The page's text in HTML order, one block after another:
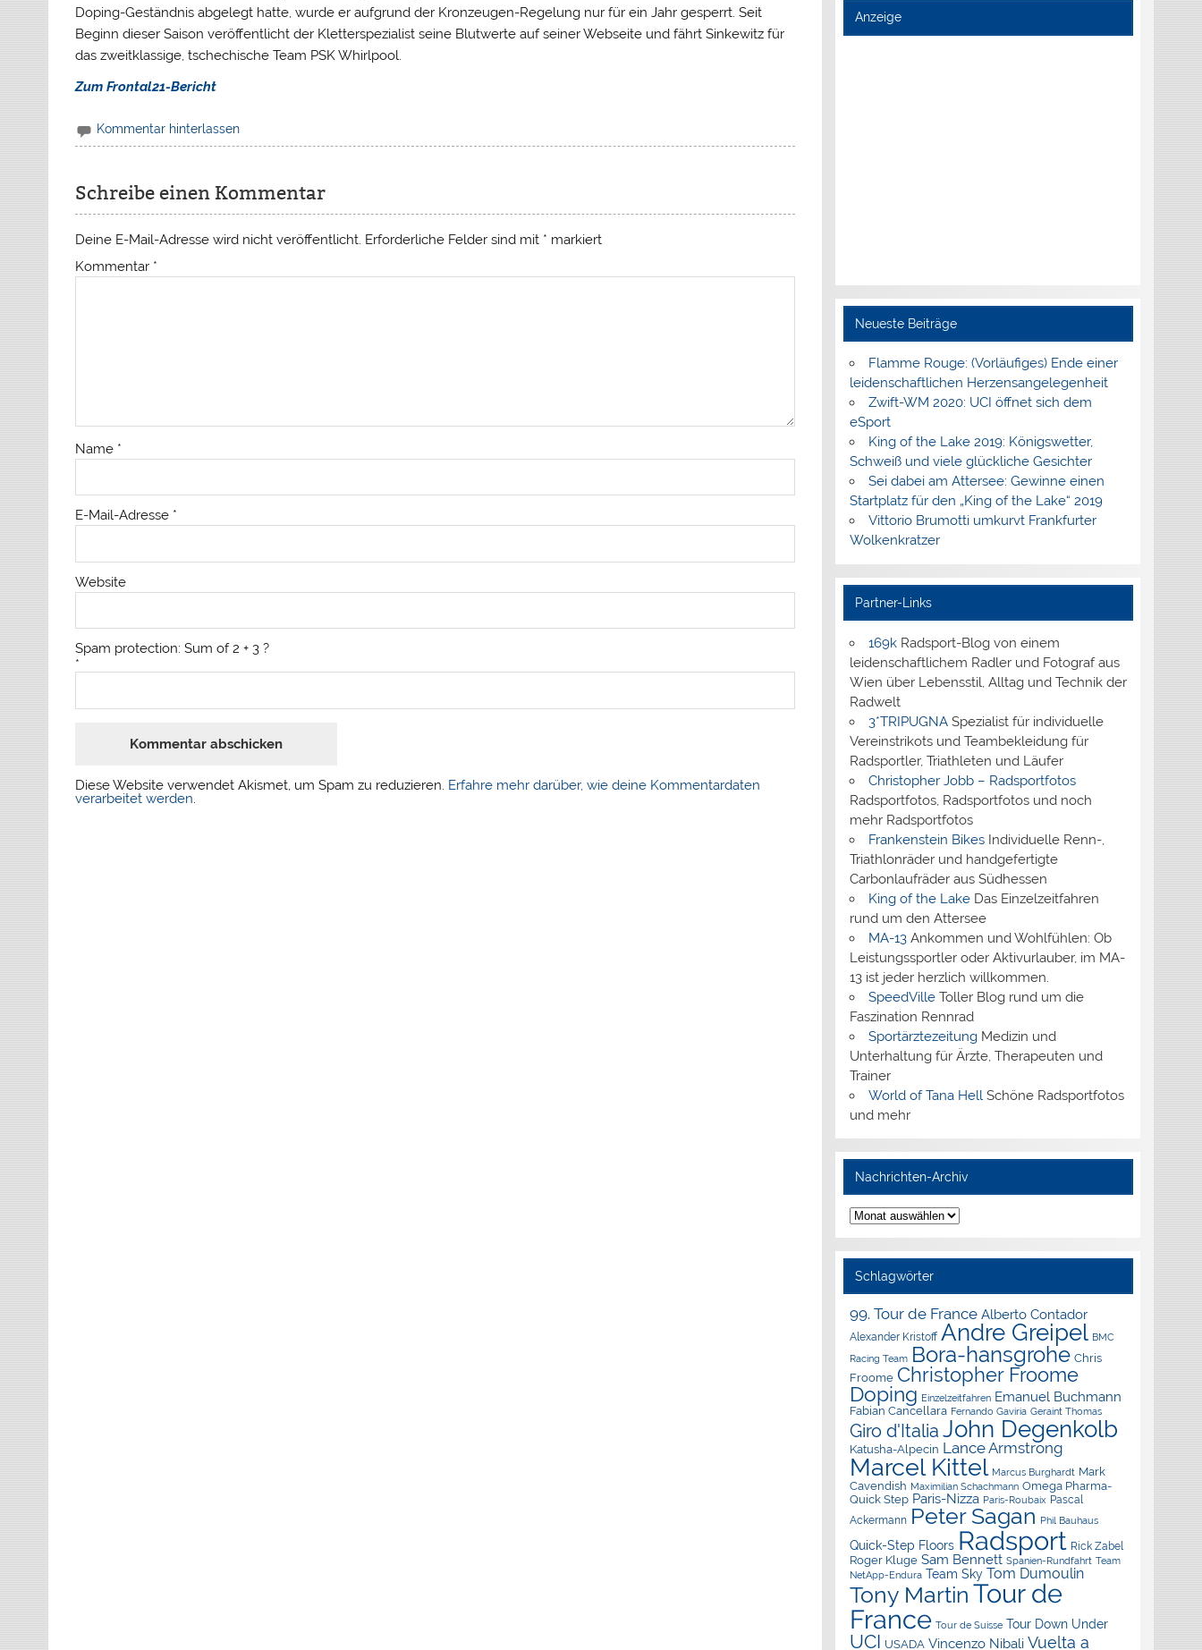
Doping-Geständnis abgelegt hatte, wurde er aufgrund der Kronzeugen-Regelung nur für ein Jahr gesperrt. Seit
Beginn dieser Saison veröffentlicht der Kletterspezialist seine Blutwerte auf seiner Webseite und fährt Sinkewitz für
das zweitklassige, tschechische Team PSK Whirlpool.
Zum Frontal21-Bericht
Kommentar hinterlassen
Schreibe einen Kommentar
Deine E-Mail-Adresse wird nicht veröffentlicht. Erforderliche Felder sind mit * markiert
Kommentar *
Name *
E-Mail-Adresse *
Website
Spam protection: Sum of 2 + 3 ?
*
Diese Website verwendet Akismet, um Spam zu reduzieren. Erfahre mehr darüber, wie deine Kommentardaten
verarbeitet werden.
Anzeige
Neueste Beiträge
Flamme Rouge: (Vorläufiges) Ende einer
leidenschaftlichen Herzensangelegenheit
Zwift-WM 2020: UCI öffnet sich dem
eSport
King of the Lake 2019: Königswetter,
Schweiß und viele glückliche Gesichter
Sei dabei am Attersee: Gewinne einen
Startplatz für den „King of the Lake“ 2019
Vittorio Brumotti umkurvt Frankfurter
Wolkenkratzer
Partner-Links
169kRadsport-Blog von einem
leidenschaftlichem Radler und Fotograf aus
Wien über Lebensstil, Alltag und Technik der
Radwelt
3*TRIPUGNASpezialist für individuelle
Vereinstrikots und Teambekleidung für
Radsportler, Triathleten und Läufer
Christopher Jobb – Radsportfotos
Radsportfotos, Radsportfotos und noch
mehr Radsportfotos
Frankenstein BikesIndividuelle Renn-,
Triathlonräder und handgefertigte
Carbonlaufräder aus Südhessen
King of the LakeDas Einzelzeitfahren
rund um den Attersee
MA-13Ankommen und Wohlfühlen: Ob
Leistungssportler oder Aktivurlauber, im MA-
13 ist jeder herzlich willkommen.
SpeedVilleToller Blog rund um die
Faszination Rennrad
SportärztezeitungMedizin und
Unterhaltung für Ärzte, Therapeuten und
Trainer
World of Tana Hell Schöne Radsportfotos
und mehr
Nachrichten-Archiv
Nachrichten-
Archiv
Schlagwörter
99. Tour de France Alberto Contador
Alexander Kristoff Andre Greipel BMC
Racing Team Bora-hansgrohe Chris
Froome Christopher Froome
Doping Einzelzeitfahren Emanuel Buchmann
Fabian Cancellara Fernando Gaviria Geraint Thomas
Giro d'Italia John Degenkolb
Katusha-Alpecin Lance Armstrong
Marcel Kittel Marcus Burghardt Mark
Cavendish Maximilian Schachmann Omega Pharma-
Quick Step Paris-Nizza Paris-Roubaix Pascal
Ackermann Peter Sagan Phil Bauhaus
Quick-Step Floors Radsport Rick Zabel
Roger Kluge Sam Bennett Spanien-Rundfahrt Team
NetApp-Endura Team Sky Tom Dumoulin
Tony Martin Tour de
France Tour de Suisse Tour Down Under
UCI USADA Vincenzo Nibali Vuelta a